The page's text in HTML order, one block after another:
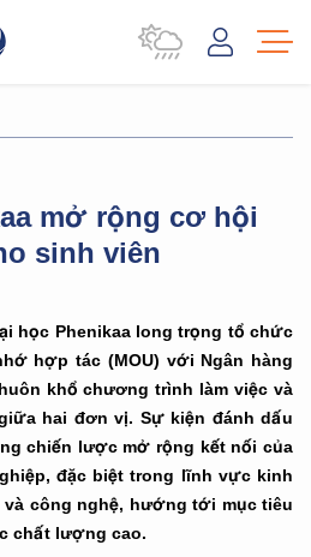
mở rộng cơ hội
sinh viên
học Phenikaa long trọng tổ chức
hợp tác (MOU) với Ngân hàng
khổ chương trình làm việc và
hai đơn vị. Sự kiện đánh dấu
chiến lược mở rộng kết nối của
đặc biệt trong lĩnh vực kinh
công nghệ, hướng tới mục tiêu
chất lượng cao.